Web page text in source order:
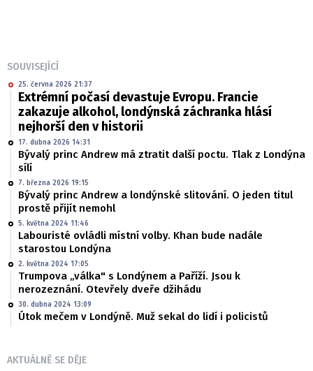
SOUVISEJÍCÍ
25. června 2026 21:37
Extrémní počasí devastuje Evropu. Francie
zakazuje alkohol, londýnská záchranka hlásí
nejhorší den v historii
17. dubna 2026 14:31
Bývalý princ Andrew má ztratit další poctu. Tlak z Londýna
sílí
7. března 2026 19:15
Bývalý princ Andrew a londýnské slitování. O jeden titul
prostě přijít nemohl
5. května 2024 11:46
Labouristé ovládli místní volby. Khan bude nadále
starostou Londýna
2. května 2024 17:05
Trumpova „válka" s Londýnem a Paříží. Jsou k
nerozeznání. Otevřely dveře džihádu
30. dubna 2024 13:09
Útok mečem v Londýně. Muž sekal do lidí i policistů
AKTUÁLNĚ SE DĚJE